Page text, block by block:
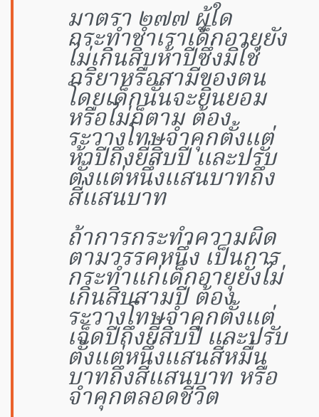
มาตรา ๒๗๗ ผู้ใด
กระทำชำเราเด็กอายุยัง
ไม่เกินสิบห้าปีซึ่งมิใช่
ภริยาหรือสามีของตน
โดยเด็กนั้นจะยินยอม
หรือไม่ก็ตาม ต้อง
ระวางโทษจำคุกตั้งแต่
ห้าปีถึงยี่สิบปี และปรับ
ตั้งแต่หนึ่งแสนบาทถึง
สี่แสนบาท
ถ้าการกระทำความผิด
ตามวรรคหนึ่ง เป็นการ
กระทำแก่เด็กอายุยังไม่
เกินสิบสามปี ต้อง
ระวางโทษจำคุกตั้งแต่
เจ็ดปีถึงยี่สิบปี และปรับ
ตั้งแต่หนึ่งแสนสี่หมื่น
บาทถึงสี่แสนบาท หรือ
จำคุกตลอดชีวิต